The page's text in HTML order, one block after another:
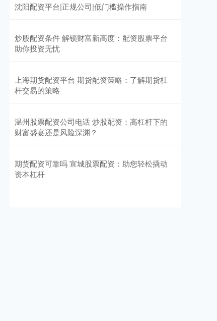
沈阳配资平台|正规公司|低门槛操作指南
炒股配资条件 解锁财富新高度：配资股票平台
助你投资无忧
上海期货配资平台 期货配资策略：了解期货杠
杆交易的策略
温州股票配资公司电话 炒股配资：高杠杆下的
财富盛宴还是风险深渊？
期货配资可靠吗 宣城股票配资：助您轻松撬动
资本杠杆